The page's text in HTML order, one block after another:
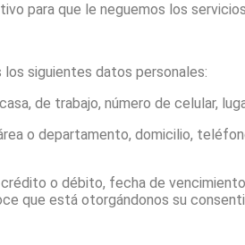
para que le neguemos los
siguientes datos personales:
de trabajo, número de celular,
o departamento, domicilio,
o débito, fecha de
que está otorgándonos su